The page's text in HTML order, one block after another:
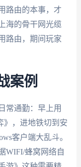
路由的本事，才
海的骨干网光缆
路由，期间玩家
案例
常通勤：早上用
》，进地铁切到安
客户端大乱斗。
WIFI/蜂窝网络自